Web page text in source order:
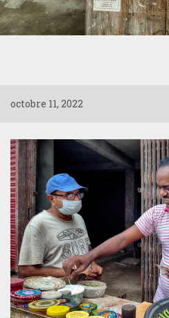
octobre 11, 2022